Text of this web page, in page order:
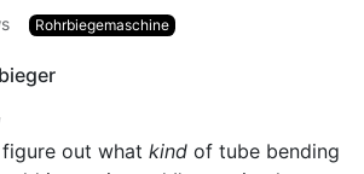
Rohrbiegemaschine
out what kind of tube bending